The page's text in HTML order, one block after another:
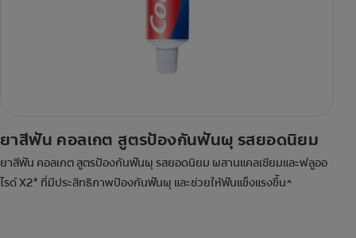
ยาสีฟัน คอลเกต สูตรป้องกันฟันผุ รสยอดนิยม
ยาสีฟัน คอลเกต สูตรป้องกันฟันผุ รสยอดนิยม ผสานแคลเซียมและฟลูออ
ไรด์ X2* ที่มีประสิทธิภาพป้องกันฟันผุ และช่วยให้ฟันแข็งแรงขึ้น^